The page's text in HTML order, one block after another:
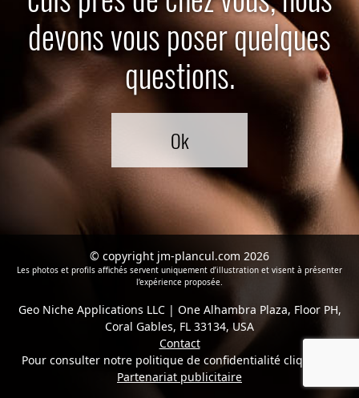
devons vous poser quelques
questions.
Ok
© copyright jm-plancul.com 2026
Les photos et profils affichés servent uniquement d’illustration et visent à présenter
l’expérience proposée.
Geo Niche Applications LLC | One Alhambra Plaza, Floor PH,
Coral Gables, FL 33134, USA
Contact
Pour consulter notre politique de confidentialité cliquez
Partenariat publicitaire